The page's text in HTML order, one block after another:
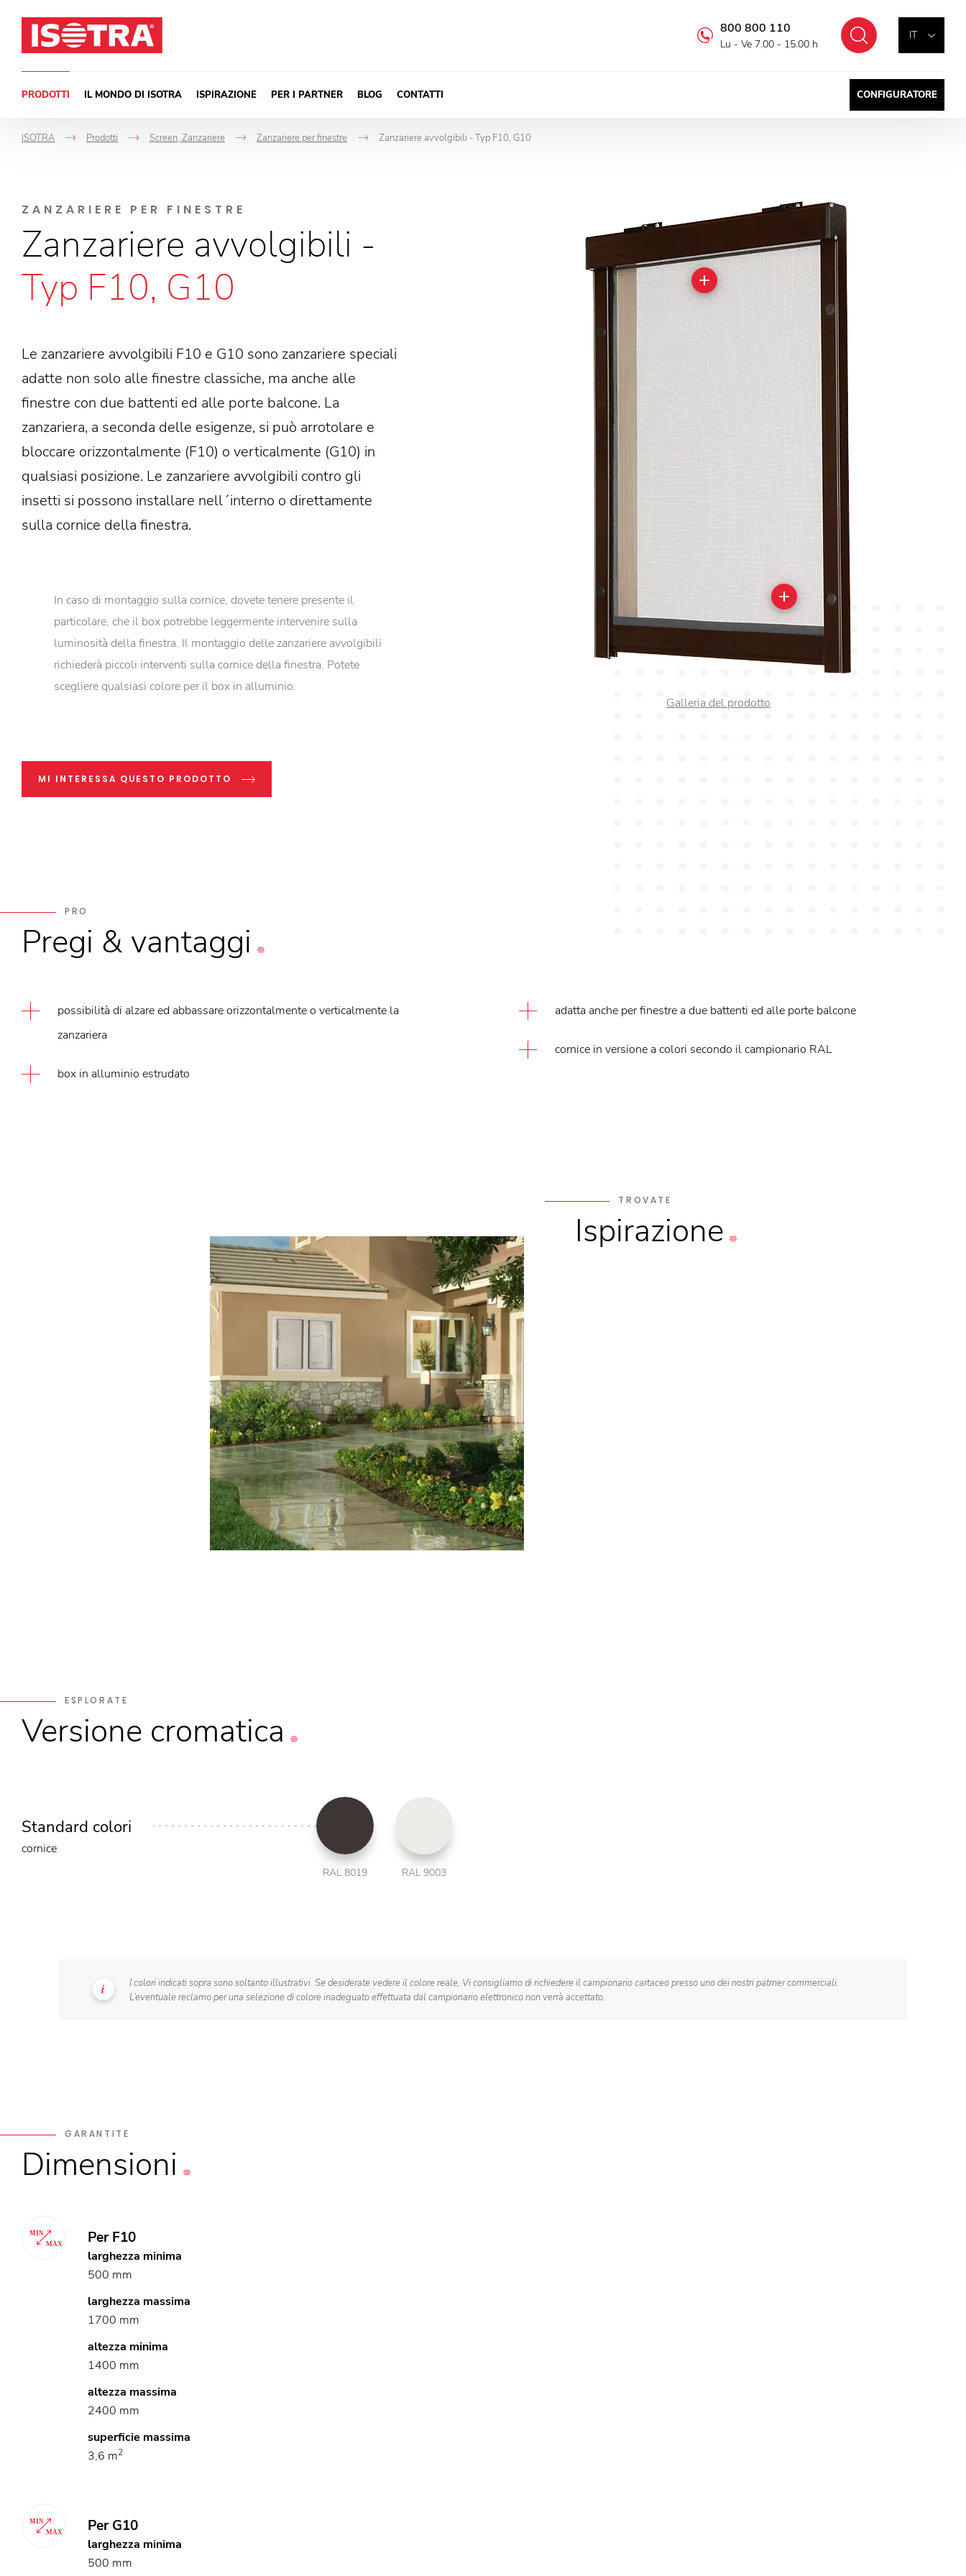
ITCercare
800 800 110
Lu - Ve 7.00 - 15.00 h
PRODOTTI IL MONDO DI ISOTRA ISPIRAZIONE PER I PARTNER BLOG CONTATTI CONFIGURATORE
ISOTRA
->
Prodotti
->
Screen, Zanzariere
->
Zanzariere per finestre Zanzariere avvolgibili - Typ F10, G10
ZANZARIERE PER FINESTRE
Zanzariere avvolgibili -
Typ F10, G10
Galleria del prodotto
Le zanzariere avvolgibili F10 e G10 sono zanzariere speciali
adatte non solo alle finestre classiche, ma anche alle
finestre con due battenti ed alle porte balcone. La
zanzariera, a seconda delle esigenze, si può arrotolare e
bloccare orizzontalmente (F10) o verticalmente (G10) in
qualsiasi posizione. Le zanzariere avvolgibili contro gli
insetti si possono installare nell´interno o direttamente
sulla cornice della finestra.
In caso di montaggio sulla cornice, dovete tenere presente il
particolare, che il box potrebbe leggermente intervenire sulla
luminosità della finestra. Il montaggio delle zanzariere avvolgibili
richiederà piccoli interventi sulla cornice della finestra. Potete
scegliere qualsiasi colore per il box in alluminio.
MI INTERESSA QUESTO PRODOTTO
PRO
Pregi & vantaggi
possibilità di alzare ed abbassare orizzontalmente o verticalmente la
zanzariera
box in alluminio estrudato
adatta anche per finestre a due battenti ed alle porte balcone
cornice in versione a colori secondo il campionario RAL
TROVATE
Ispirazione
ESPLORATE
Versione cromatica
Standard colori
cornice
RAL 8019 RAL 9003
I colori indicati sopra sono soltanto illustrativi. Se desiderate vedere il colore reale, Vi consigliamo di richiedere il campionario cartaceo presso uno dei nostri patrner commerciali.
L’eventuale reclamo per una selezione di colore inadeguato effettuata dal campionario elettronico non verrà accettato.
GARANTITE
Dimensioni
Per F10
larghezza minima
500 mm
larghezza massima
1700 mm
altezza minima
1400 mm
altezza massima
2400 mm
superficie massima
3,6 m2
Per G10
larghezza minima
500 mm